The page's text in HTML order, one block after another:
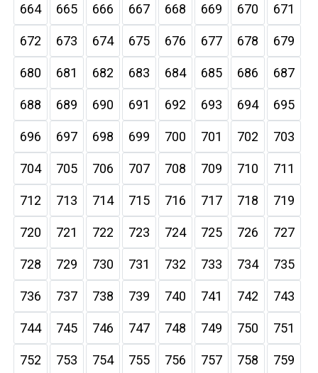
664 665 666 667 668 669 670 671
672 673 674 675 676 677 678 679
680 681 682 683 684 685 686 687
688 689 690 691 692 693 694 695
696 697 698 699 700 701 702 703
704 705 706 707 708 709 710 711
712 713 714 715 716 717 718 719
720 721 722 723 724 725 726 727
728 729 730 731 732 733 734 735
736 737 738 739 740 741 742 743
744 745 746 747 748 749 750 751
752 753 754 755 756 757 758 759